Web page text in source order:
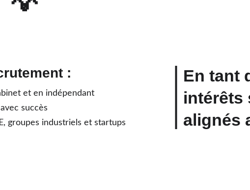
:
et en indépendant
succès
groupes industriels et startups
En tant
intérêts
alignés